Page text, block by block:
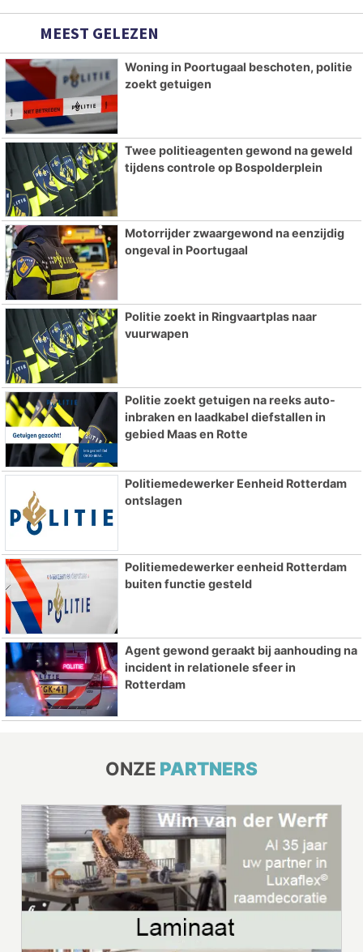
MEEST GELEZEN
Woning in Poortugaal beschoten, politie
zoekt getuigen
Twee politieagenten gewond na geweld
tijdens controle op Bospolderplein
Motorrijder zwaargewond na eenzijdig
ongeval in Poortugaal
Politie zoekt in Ringvaartplas naar
vuurwapen
Politie zoekt getuigen na reeks auto-
inbraken en laadkabel diefstallen in
gebied Maas en Rotte
Politiemedewerker Eenheid Rotterdam
ontslagen
Politiemedewerker eenheid Rotterdam
buiten functie gesteld
Agent gewond geraakt bij aanhouding na
incident in relationele sfeer in
Rotterdam
ONZE PARTNERS